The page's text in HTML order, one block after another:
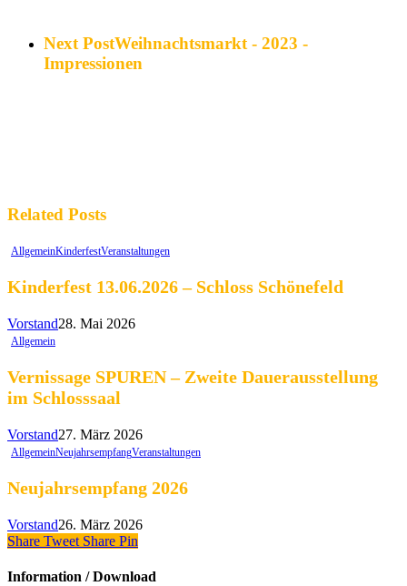
Next PostWeihnachtsmarkt - 2023 -
Impressionen
Related Posts
AllgemeinKinderfestVeranstaltungen
Kinderfest 13.06.2026 – Schloss Schönefeld
Vorstand28. Mai 2026
Allgemein
Vernissage SPUREN – Zweite Dauerausstellung
im Schlosssaal
Vorstand27. März 2026
AllgemeinNeujahrsempfangVeranstaltungen
Neujahrsempfang 2026
Vorstand26. März 2026
Share Tweet Share Pin
Information / Download